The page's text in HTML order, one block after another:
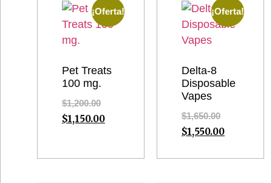
¡Oferta!
Pet Treats
100 mg.
$1,200.00
$1,150.00
¡Oferta!
Delta-8
Disposable
Vapes
$1,650.00
$1,550.00